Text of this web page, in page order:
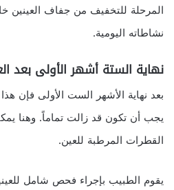
المرحلة للتخفيف من جفاف العينين
نشاطاته اليومية.
نهاية الستة أشهر الأولى بعد
بعد نهاية الأشهر الست الأولى فإن
يجب أن تكون قد زالت تماماً. وهنا
القطرات المرطبة للعين.
يقوم الطبيب بإجراء فحص شامل